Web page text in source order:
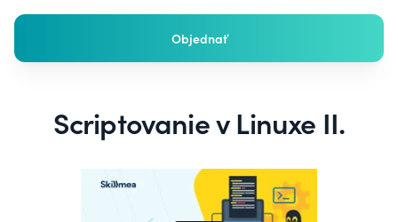
Objednať
Scriptovanie v Linuxe II.